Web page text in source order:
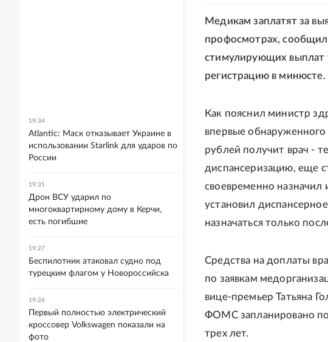
Медикам заплатят за
профосмотрах,
стимулирующих выплат
регистрацию в минюсте.
Как пояснил министр
впервые обнаруженного
рублей получит врач -
диспансеризацию, еще
своевременно назначил
установил
назначаться только
Средства на доплаты
по заявкам
вице-премьер Татьяна
ФОМС запланировано
трех лет.
19:34
Atlantic: Маск отказывает Украине в
использовании Starlink для ударов по
России
19:31
Дрон ВСУ ударил по
многоквартирному дому в Керчи,
есть погибшие
19:27
Беспилотник атаковал судно под
турецким флагом у Новороссийска
19:26
Первый полностью электрический
кроссовер Volkswagen показали на
фото